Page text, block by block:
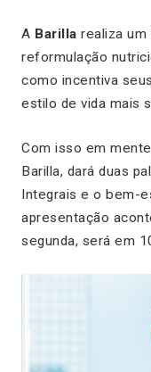
A Barilla realiza
reformulação
como incentiva
estilo de vida mais
Com isso em
Barilla, dará duas
Integrais e o bem-
apresentação
segunda, será em